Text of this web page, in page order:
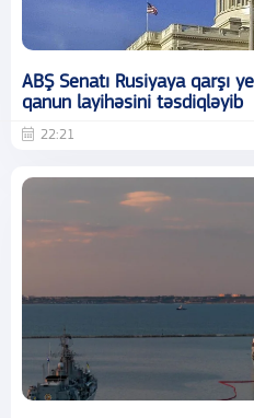
ABŞ Senatı Rusiyaya qarşı
qanun layihəsini təsdiqləyib
22:21